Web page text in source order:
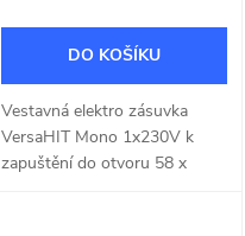
DO KOŠÍKU
Vestavná elektro zásuvka
VersaHIT Mono 1x230V k
zapuštění do otvoru 58 x